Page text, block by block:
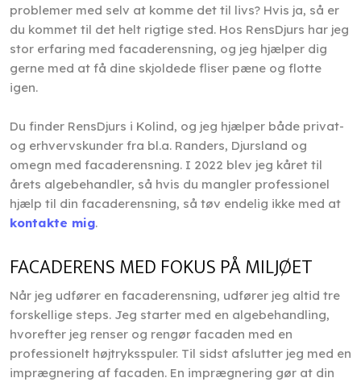
problemer med selv at komme det til livs? Hvis ja, så er
du kommet til det helt rigtige sted. Hos RensDjurs har jeg
stor erfaring med facaderensning, og jeg hjælper dig
gerne med at få dine skjoldede fliser pæne og flotte
igen.
Du finder RensDjurs i Kolind, og jeg hjælper både privat-
og erhvervskunder fra bl.a. Randers, Djursland og
omegn med facaderensning. I 2022 blev jeg kåret til
årets algebehandler, så hvis du mangler professionel
hjælp til din facaderensning, så tøv endelig ikke med at
kontakte mig.
FACADERENS MED FOKUS PÅ MILJØET
Når jeg udfører en facaderensning, udfører jeg altid tre
forskellige steps. Jeg starter med en algebehandling,
hvorefter jeg renser og rengør facaden med en
professionelt højtryksspuler. Til sidst afslutter jeg med en
imprægnering af facaden. En imprægnering gør at din